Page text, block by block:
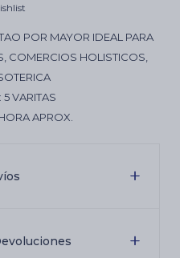
POR MAYOR IDEAL PARA
COMERCIOS HOLISTICOS,
5 VARITAS
APROX.